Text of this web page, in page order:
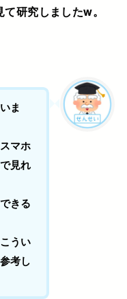
研究しましたw。
ま
マホ
見れ
きる
うい
考し